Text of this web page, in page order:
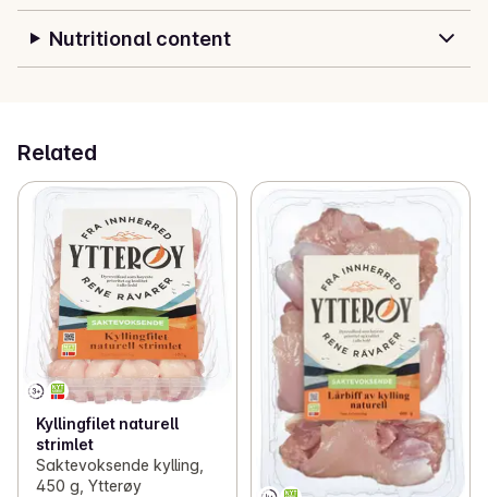
Nutritional content
Related
Kyllingfilet naturell
strimlet
Saktevoksende kylling,
450 g, Ytterøy